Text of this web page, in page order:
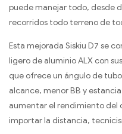
puede manejar todo, desde
recorridos todo terreno de
Esta mejorada Siskiu D7 se
ligero de aluminio ALX con
que ofrece un ángulo de
alcance, menor BB y
aumentar el rendimiento del
importar la distancia,